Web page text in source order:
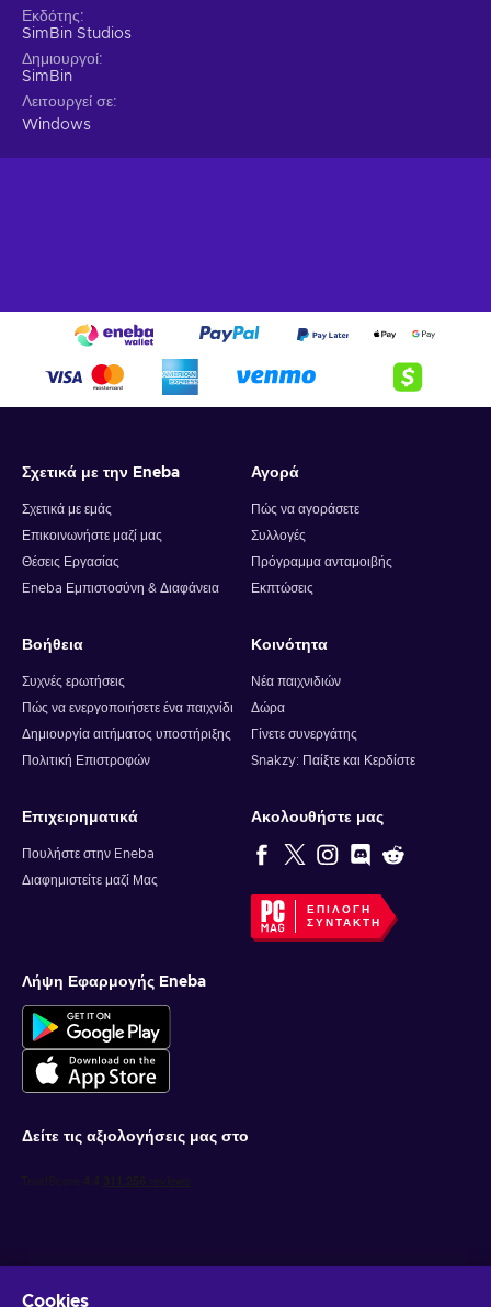
Εκδότης
SimBin Studios
Δημιουργοί
SimBin
Λειτουργεί σε
Windows
Σχετικά με την Eneba
Σχετικά με εμάς
Επικοινωνήστε μαζί μας
Θέσεις Εργασίας
Eneba Εμπιστοσύνη & Διαφάνεια
Αγορά
Πώς να αγοράσετε
Συλλογές
Πρόγραμμα ανταμοιβής
Εκπτώσεις
Βοήθεια
Συχνές ερωτήσεις
Πώς να ενεργοποιήσετε ένα παιχνίδι
Δημιουργία αιτήματος υποστήριξης
Πολιτική Επιστροφών
Κοινότητα
Νέα παιχνιδιών
Δώρα
Γίνετε συνεργάτης
Snakzy: Παίξτε και Κερδίστε
Επιχειρηματικά
Πουλήστε στην Eneba
Διαφημιστείτε μαζί Μας
Ακολουθήστε μας
ΕΠΙΛΟΓΉ
ΣΥΝΤΆΚΤΗ
Λήψη Εφαρμογής Eneba
Δείτε τις αξιολογήσεις μας στο
Cookies